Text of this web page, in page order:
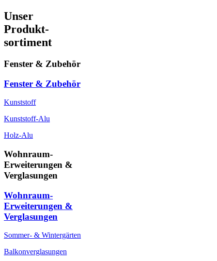
Unser
Produkt-
sortiment
Fenster & Zubehör
Fenster & Zubehör
Kunststoff
Kunststoff-Alu
Holz-Alu
Wohnraum-
Erweiterungen &
Verglasungen
Wohnraum-
Erweiterungen &
Verglasungen
Sommer- & Wintergärten
Balkonverglasungen